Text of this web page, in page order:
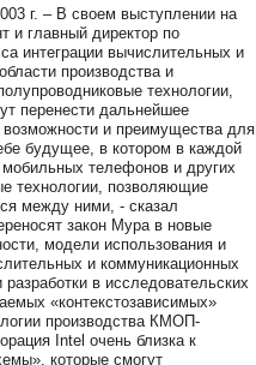
г. – В своем выступлении на
и главный директор по
интеграции вычислительных и
производства и
технологии,
перенести дальнейшее
и преимущества для
будущее, в котором в каждой
телефонов и других
технологии, позволяющие
между ними, - сказал
закон Мура в новые
модели использования и
и коммуникационных
в исследовательских
«контекстозависимых»
производства КМОП-
Intel очень близка к
которые смогут